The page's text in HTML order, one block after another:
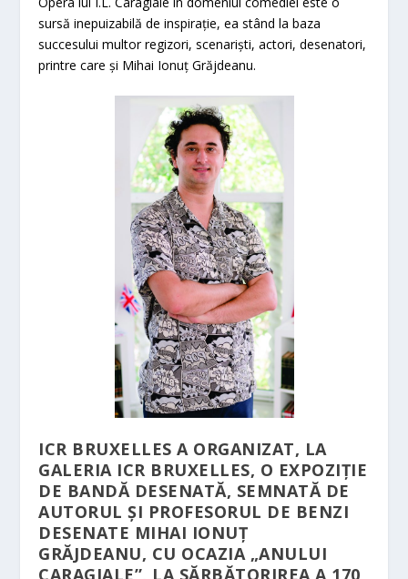
sursă inepuizabilă de inspirație, ea stând la baza
succesului multor regizori, scenariști, actori, desenatori,
printre care și Mihai Ionuț Grăjdeanu.
ICR BRUXELLES A ORGANIZAT, LA
GALERIA ICR BRUXELLES, O EXPOZIȚIE
DE BANDĂ DESENATĂ, SEMNATĂ DE
AUTORUL ȘI PROFESORUL DE BENZI
DESENATE MIHAI IONUȚ
GRĂJDEANU, CU OCAZIA „ANULUI
CARAGIALE”, LA SĂRBĂTORIREA A 170